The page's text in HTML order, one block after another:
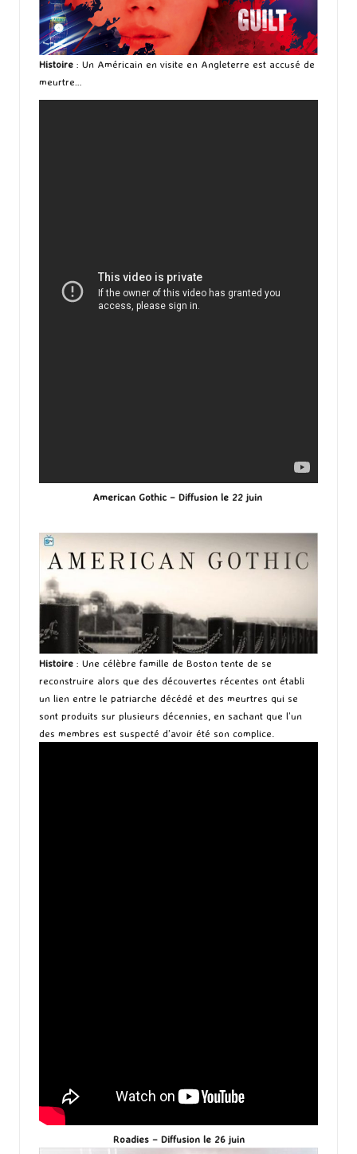
Histoire : Un Américain en visite en Angleterre est accusé de
meurtre…
American Gothic – Diffusion le 22 juin
Histoire : Une célèbre famille de Boston tente de se
reconstruire alors que des découvertes récentes ont établi
un lien entre le patriarche décédé et des meurtres qui se
sont produits sur plusieurs décennies, en sachant que l’un
des membres est suspecté d’avoir été son complice.
Roadies – Diffusion le 26 juin